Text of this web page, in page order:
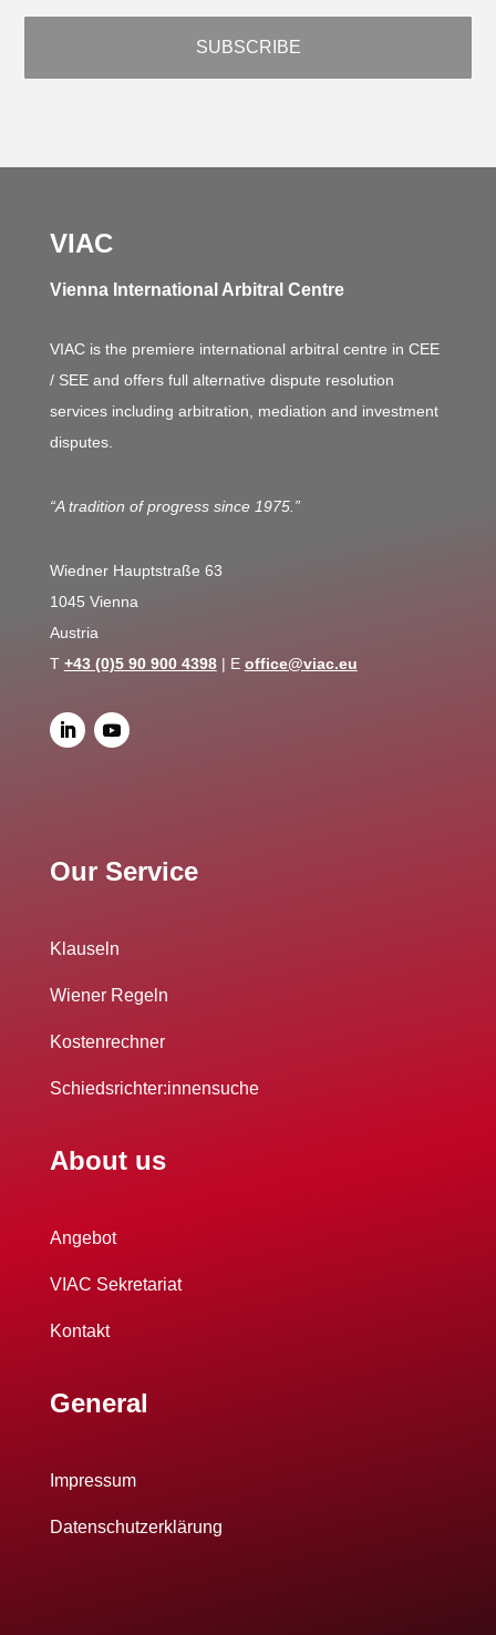
VIAC
Vienna International Arbitral Centre
VIAC is the premiere international arbitral centre in CEE
/ SEE and offers full alternative dispute resolution
services including arbitration, mediation and investment
disputes.
“A tradition of progress since 1975.”
Wiedner Hauptstraße 63
1045 Vienna
Austria
T +43 (0)5 90 900 4398| E office@viac.eu
Our Service
Klauseln
Wiener Regeln
Kostenrechner
Schiedsrichter:innensuche
About us
Angebot
VIAC Sekretariat
Kontakt
General
Impressum
Datenschutzerklärung